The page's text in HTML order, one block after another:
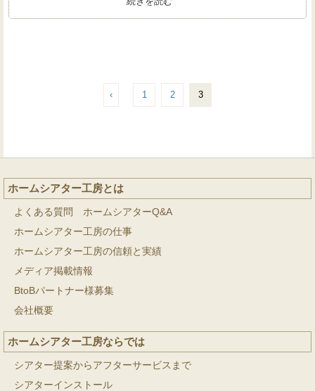
‹ 1 2 3
ホームシアター工房とは
よくある質問 ホームシアターQ&A
ホームシアター工房の仕事
ホームシアター工房の信頼と実績
メディア掲載情報
BtoBパートナー様募集
会社概要
ホームシアター工房ならでは
シアター提案からアフターサービスまで
シアターインストール